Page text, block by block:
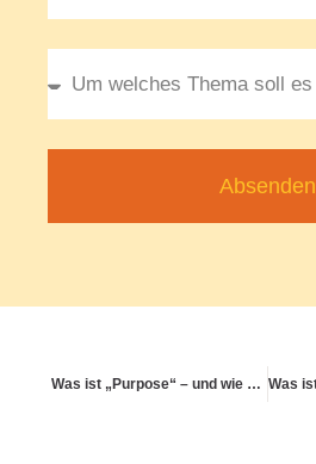
Absenden
Was ist „Purpose“ – und wie beeinflusst er meine Lebensenergie?